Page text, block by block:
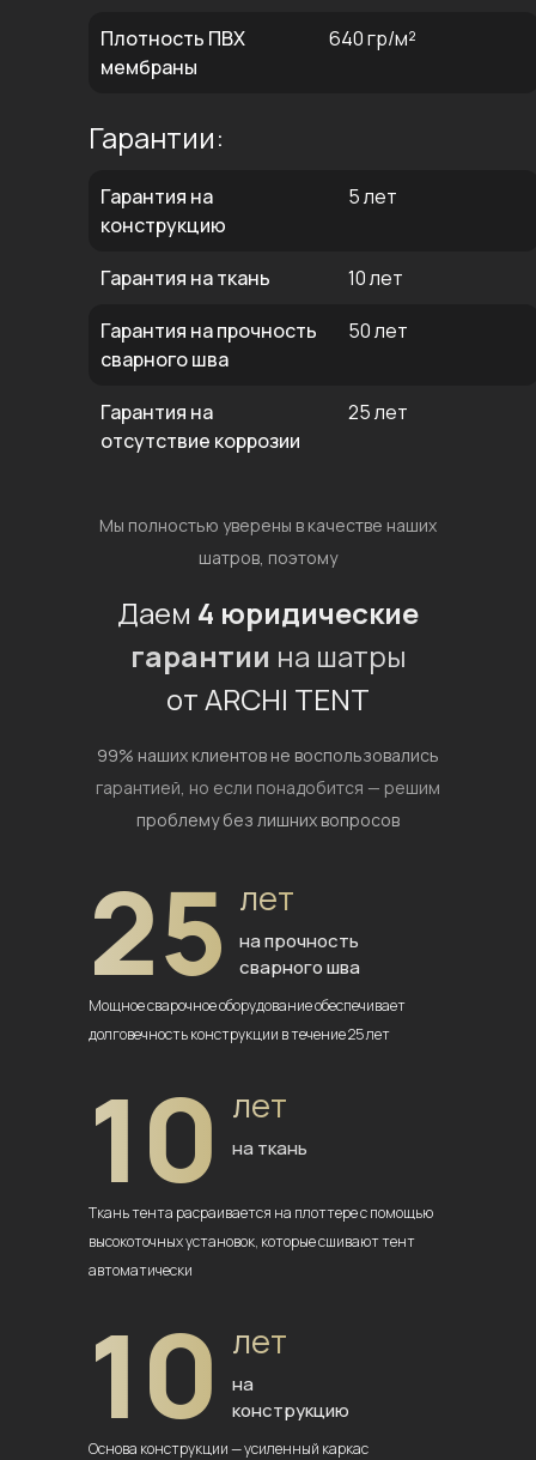
Плотность ПВХ
мембраны
640 гр/м²
Гарантии:
Гарантия на
конструкцию
5 лет
Гарантия на ткань
10 лет
Гарантия на прочность
сварного шва
50 лет
Гарантия на
отсутствие коррозии
25 лет
Мы полностью уверены в качестве наших
шатров, поэтому
Даем 4 юридические
гарантии на шатры
от ARCHI TENT
99% наших клиентов не воспользовались
гарантией, но если понадобится — решим
проблему без лишних вопросов
25 лет
на прочность
сварного шва
Мощное сварочное оборудованиеобеспечивает
долговечностьконструкции в течение 25 лет
10 лет
на ткань
Ткань тента расраивается на плоттерес помощью
высокоточных установок, которые сшивают тент
автоматически
10 лет
на
конструкцию
Основа конструкции — усиленный каркас